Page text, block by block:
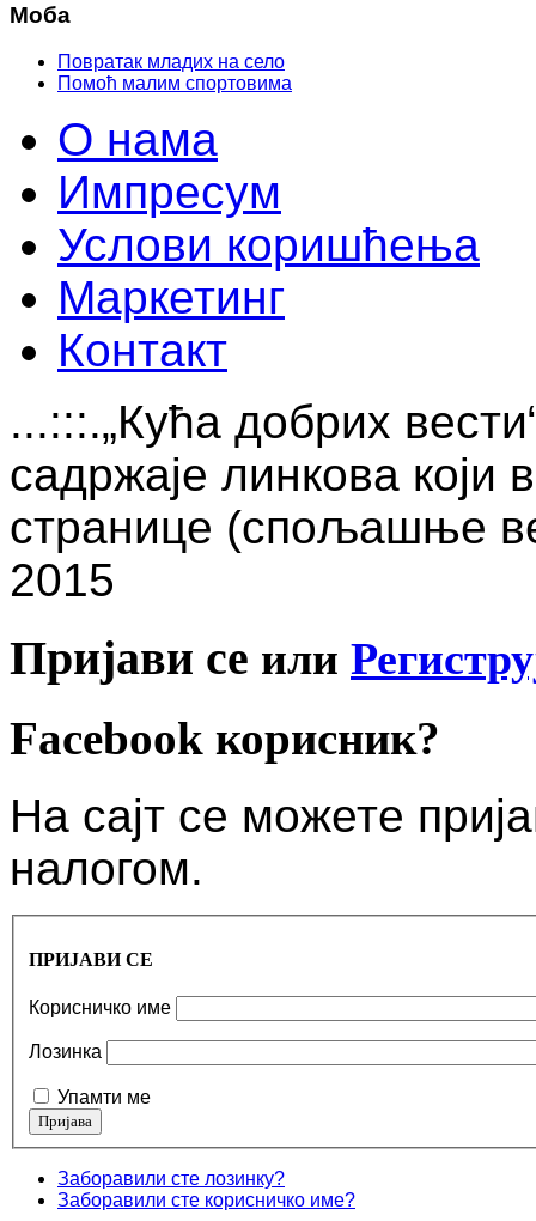
Моба
Повратак младих на село
Помоћ малим спортовима
О нама
Импресум
Услови коришћења
Маркетинг
Контакт
...:::.„Кућа добрих
садржаје линкова који
странице (спољашње
2015
Пријави се или
Facebook корисник?
На сајт се можете
налогом.
ПРИЈАВИ СЕ
Корисничко име
Лозинка
Упамти ме
Заборавили сте лозинку?
Заборавили сте корисничко име?